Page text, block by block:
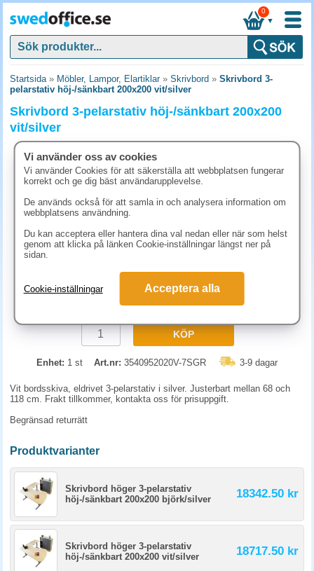
▼
0
Startsida» Möbler, Lampor, Elartiklar» Skrivbord » Skrivbord 3-
pelarstativ höj-/sänkbart 200x200 vit/silver
Skrivbord 3-pelarstativ höj-/sänkbart 200x200
vit/silver
18717.50 kr (inkl. moms)
KÖP
Enhet: 1 st Art.nr: 3540952020V-7SGR 3-9 dagar
Vit bordsskiva, eldrivet 3-pelarstativ i silver. Justerbart mellan 68 och
118 cm. Frakt tillkommer, kontakta oss för prisuppgift.
Begränsad returrätt
Produktvarianter
Skrivbord höger 3-pelarstativ
höj-/sänkbart 200x200 björk/silver
18342.50 kr
Skrivbord höger 3-pelarstativ
höj-/sänkbart 200x200 vit/silver
18717.50 kr
Vi använder oss av cookies
Vi använder Cookies för att säkerställa att webbplatsen fungerar
korrekt och ge dig bäst användarupplevelse.
De används också för att samla in och analysera information om
webbplatsens användning.
Du kan acceptera eller hantera dina val nedan eller när som helst
genom att klicka på länken Cookie-inställningar längst ner på
sidan.
Cookie-inställningar Acceptera alla